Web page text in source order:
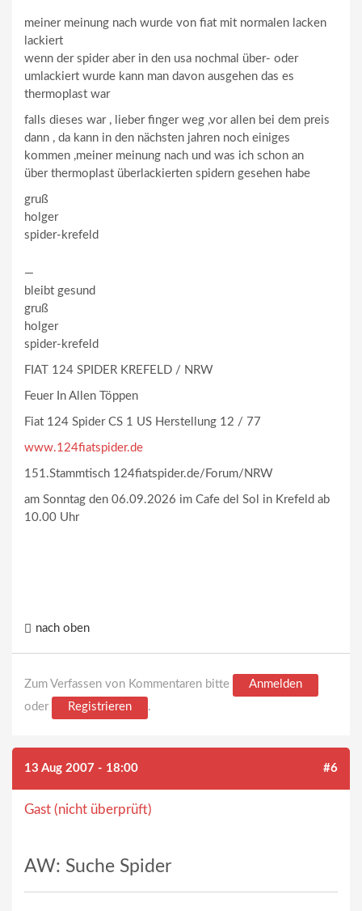
meiner meinung nach wurde von fiat mit normalen lacken
lackiert
wenn der spider aber in den usa nochmal über- oder
umlackiert wurde kann man davon ausgehen das es
thermoplast war
falls dieses war , lieber finger weg ,vor allen bei dem preis
dann , da kann in den nächsten jahren noch einiges
kommen ,meiner meinung nach und was ich schon an
über thermoplast überlackierten spidern gesehen habe
gruß
holger
spider-krefeld
—
bleibt gesund
gruß
holger
spider-krefeld
FIAT 124 SPIDER KREFELD / NRW
Feuer In Allen Töppen
Fiat 124 Spider CS 1 US Herstellung 12 / 77
www.124fiatspider.de
151.Stammtisch 124fiatspider.de/Forum/NRW
am Sonntag den 06.09.2026 im Cafe del Sol in Krefeld ab
10.00 Uhr
nach oben
Zum Verfassen von Kommentaren bitte
Anmelden
oder
Registrieren .
13 Aug 2007 - 18:00 #6
Gast (nicht überprüft)
AW: Suche Spider